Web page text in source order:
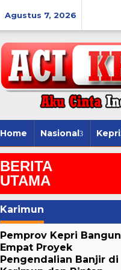
Agustus 7, 2026
Home Nasional Kepri
BERITA
UTAMA
Karimun
Pemprov Kepri Bangun
Empat Proyek
Pengendalian Banjir di